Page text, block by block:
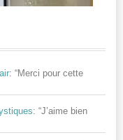
: “Merci pour cette
: “J’aime bien